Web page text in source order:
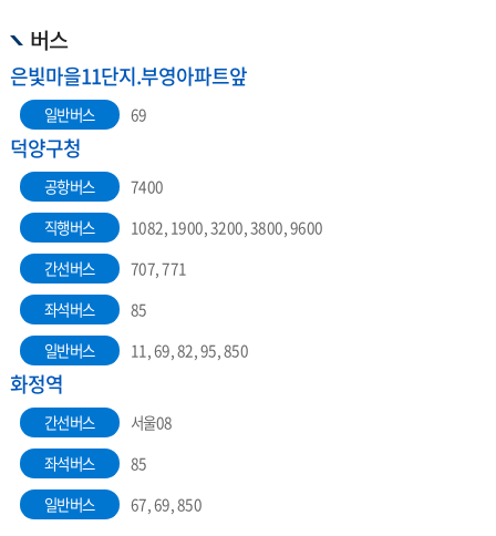
버스
은빛마을11단지.부영아파트앞
일반버스 69
덕양구청
공항버스
7400
직행버스
1082, 1900, 3200, 3800, 9600
간선버스
707, 771
좌석버스
85
일반버스
11, 69, 82, 95, 850
화정역
간선버스
서울08
좌석버스
85
일반버스
67, 69, 850